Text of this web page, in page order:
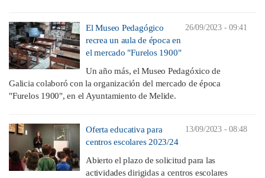
26/09/2023 - 09:41
El Museo Pedagógico
recrea un aula de época en
el mercado "Furelos 1900"
Un año más, el Museo Pedagóxico de
Galicia colaboró con la organización del mercado de época
"Furelos 1900", en el Ayuntamiento de Melide.
13/09/2023 - 08:48
Oferta educativa para
centros escolares 2023/24
Abierto el plazo de solicitud para las
actividades dirigidas a centros escolares